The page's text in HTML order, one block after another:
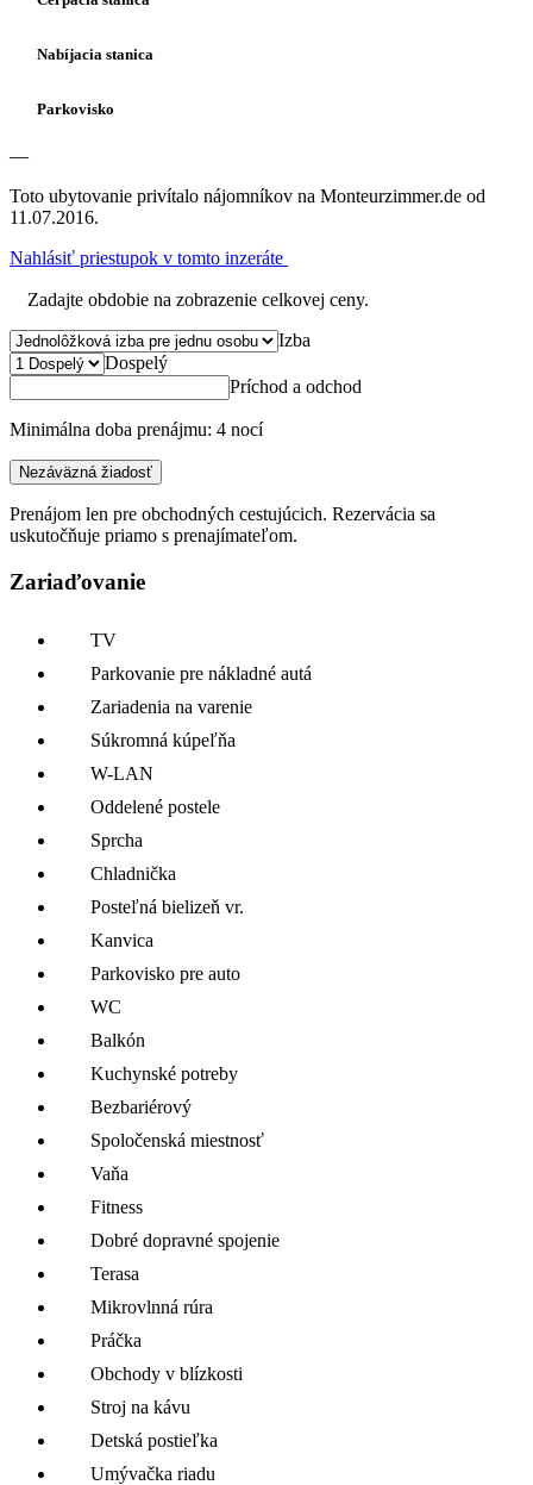
Nabíjacia stanica
Parkovisko
—
Toto ubytovanie privítalo nájomníkov na Monteurzimmer.de od
11.07.2016.
Nahlásiť priestupok v tomto inzeráte
Zadajte obdobie na zobrazenie celkovej ceny.
Izba
Dospelý
Príchod a odchod
Minimálna doba prenájmu: 4 nocí
Nezáväzná žiadosť
Prenájom len pre obchodných cestujúcich. Rezervácia sa
uskutočňuje priamo s prenajímateľom.
Zariaďovanie
TV
Parkovanie pre nákladné autá
Zariadenia na varenie
Súkromná kúpeľňa
W-LAN
Oddelené postele
Sprcha
Chladnička
Posteľná bielizeň vr.
Kanvica
Parkovisko pre auto
WC
Balkón
Kuchynské potreby
Bezbariérový
Spoločenská miestnosť
Vaňa
Fitness
Dobré dopravné spojenie
Terasa
Mikrovlnná rúra
Práčka
Obchody v blízkosti
Stroj na kávu
Detská postieľka
Umývačka riadu